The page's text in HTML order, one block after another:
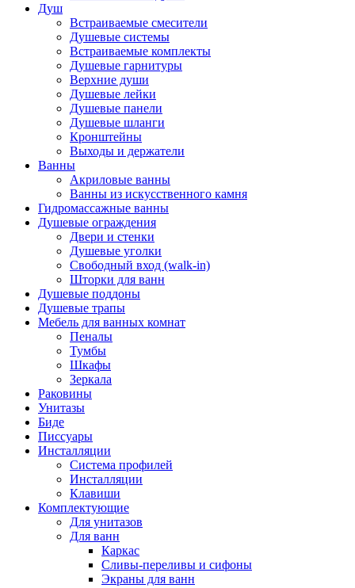
Душ
Встраиваемые смесители
Душевые системы
Встраиваемые комплекты
Душевые гарнитуры
Верхние души
Душевые лейки
Душевые панели
Душевые шланги
Кронштейны
Выходы и держатели
Ванны
Акриловые ванны
Ванны из искусственного камня
Гидромассажные ванны
Душевые ограждения
Двери и стенки
Душевые уголки
Свободный вход (walk-in)
Шторки для ванн
Душевые поддоны
Душевые трапы
Мебель для ванных комнат
Пеналы
Тумбы
Шкафы
Зеркала
Раковины
Унитазы
Биде
Писсуары
Инсталляции
Система профилей
Инсталляции
Клавиши
Комплектующие
Для унитазов
Для ванн
Каркас
Сливы-переливы и сифоны
Экраны для ванн